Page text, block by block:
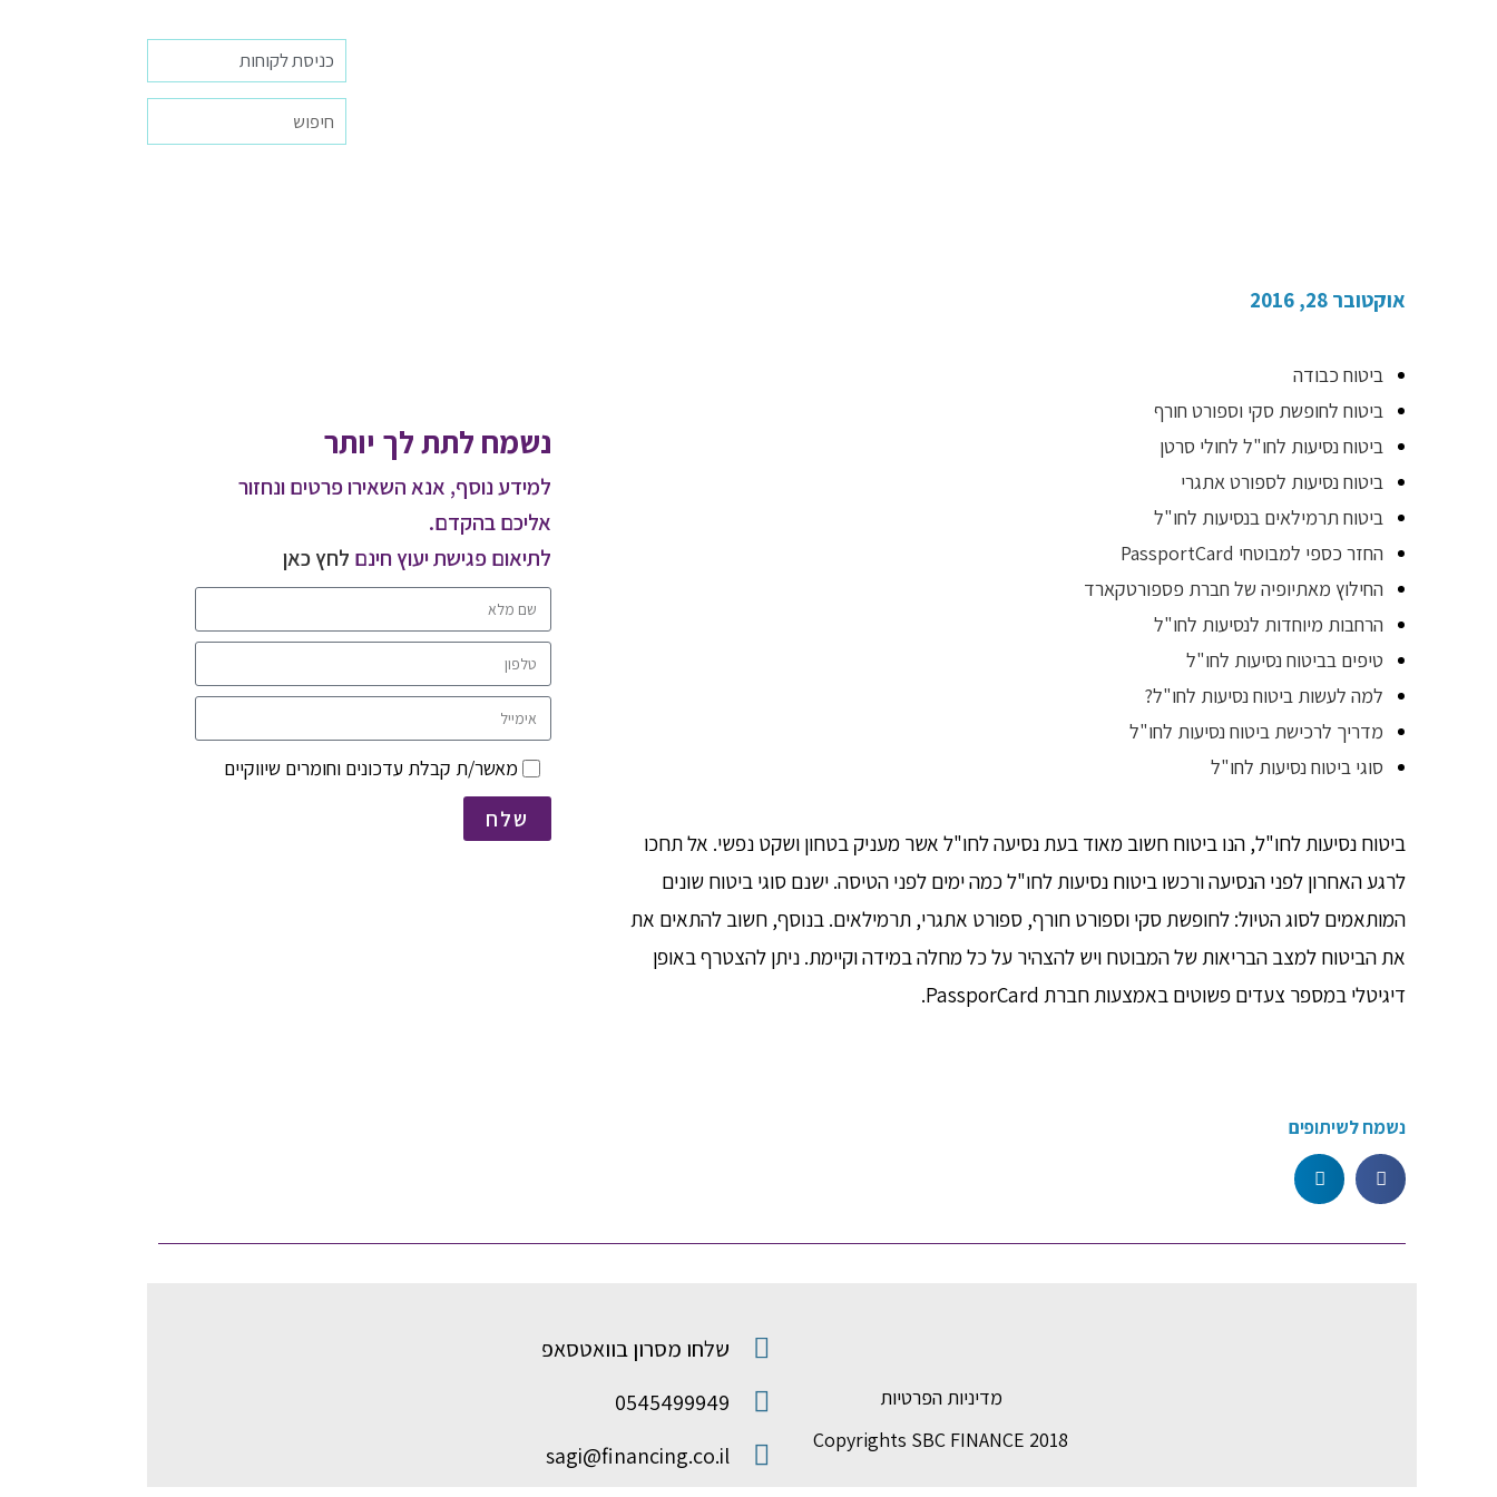
כניסת לקוחות
אוקטובר 28, 2016
ביטוח כבודה
ביטוח לחופשת סקי וספורט חורף
ביטוח נסיעות לחו"ל לחולי סרטן
ביטוח נסיעות לספורט אתגרי
ביטוח תרמילאים בנסיעות לחו"ל
החזר כספי למבוטחי PassportCard
החילוץ מאתיופיה של חברת פספורטקארד
הרחבות מיוחדות לנסיעות לחו"ל
טיפים בביטוח נסיעות לחו"ל
למה לעשות ביטוח נסיעות לחו"ל?
מדריך לרכישת ביטוח נסיעות לחו"ל
סוגי ביטוח נסיעות לחו"ל
ביטוח נסיעות לחו"ל, הנו ביטוח חשוב מאוד בעת נסיעה לחו"ל אשר מעניק בטחון ושקט נפשי. אל תחכו
לרגע האחרון לפני הנסיעה ורכשו ביטוח נסיעות לחו"ל כמה ימים לפני הטיסה. ישנם סוגי ביטוח שונים
המותאמים לסוג הטיול: לחופשת סקי וספורט חורף, ספורט אתגרי, תרמילאים. בנוסף, חשוב להתאים את
את הביטוח למצב הבריאות של המבוטח ויש להצהיר על כל מחלה במידה וקיימת. ניתן להצטרף באופן
דיגיטלי במספר צעדים פשוטים באמצעות חברת PassporCard.
נשמח לשיתופים
נשמח לתת לך יותר
למידע נוסף, אנא השאירו פרטים ונחזור
אליכם בהקדם.
לתיאום פגישת יעוץ חינם לחץ כאן
מאשר/ת קבלת עדכונים וחומרים שיווקיים
שלח
מדיניות הפרטיות
Copyrights SBC FINANCE 2018
שלחו מסרון בוואטסאפ
0545499949
sagi@financing.co.il